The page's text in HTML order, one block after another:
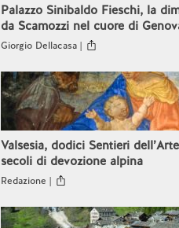
Palazzo Sinibaldo Fieschi, la
da Scamozzi nel cuore di
Giorgio Dellacasa |
Valsesia, dodici Sentieri
secoli di devozione alpina
Redazione |